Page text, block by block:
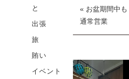
« お盆期間中も
通常営業
と
出張
旅
賄い
イベント